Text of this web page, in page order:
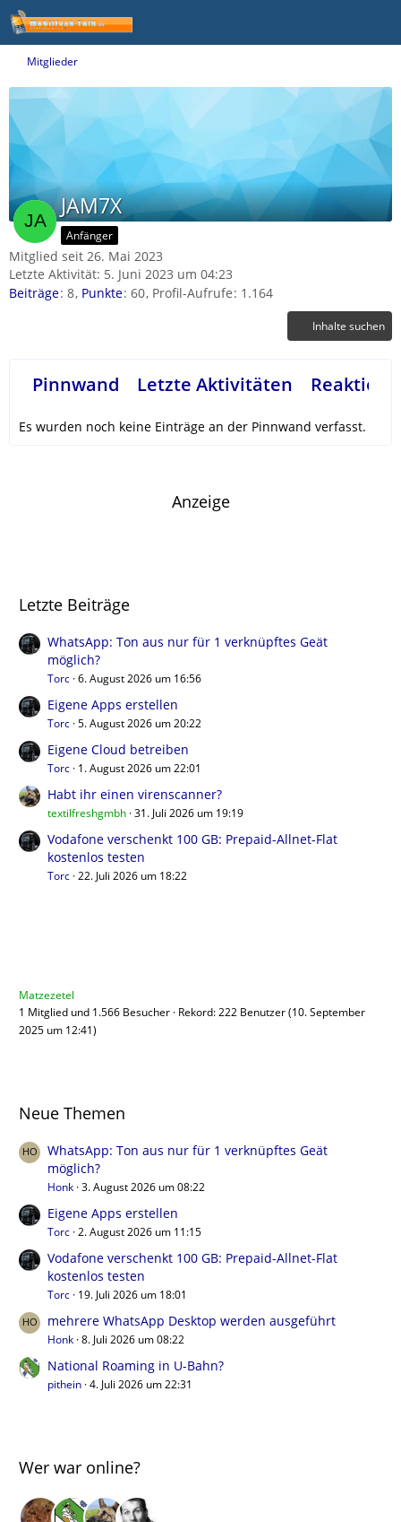
Mitglieder
JAM7X
Anfänger
Mitglied seit 26. Mai 2023
Letzte Aktivität: 5. Juni 2023 um 04:23
Beiträge 8 Punkte 60 Profil-Aufrufe 1.164
Inhalte suchen
Pinnwand Letzte Aktivitäten
Es wurden noch keine Einträge an der Pinnwand verfasst.
Anzeige
Letzte Beiträge
WhatsApp: Ton aus nur für 1 verknüpftes Geät
möglich?
Torc 6. August 2026 um 16:56
Eigene Apps erstellen
Torc 5. August 2026 um 20:22
Eigene Cloud betreiben
Torc 1. August 2026 um 22:01
Habt ihr einen virenscanner?
textilfreshgmbh 31. Juli 2026 um 19:19
Vodafone verschenkt 100 GB: Prepaid-Allnet-Flat
kostenlos testen
Torc 22. Juli 2026 um 18:22
Matzezetel
1 Mitglied und 1.566 Besucher Rekord: 222 Benutzer (10. September
2025 um 12:41)
Neue Themen
WhatsApp: Ton aus nur für 1 verknüpftes Geät
möglich?
Honk 3. August 2026 um 08:22
Eigene Apps erstellen
Torc 2. August 2026 um 11:15
Vodafone verschenkt 100 GB: Prepaid-Allnet-Flat
kostenlos testen
Torc 19. Juli 2026 um 18:01
mehrere WhatsApp Desktop werden ausgeführt
Honk 8. Juli 2026 um 08:22
National Roaming in U-Bahn?
pithein 4. Juli 2026 um 22:31
Wer war online?